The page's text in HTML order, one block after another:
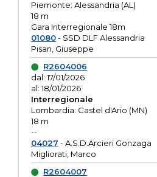
Piemonte: Alessandria (AL)
18 m
Gara Interregionale 18m
01080- SSD DLF Alessandria
Pisan, Giuseppe
R2604006
dal: 17/01/2026
al: 18/01/2026
Interregionale
Lombardia: Castel d'Ario (MN)
18 m
--
04027 - A.S.D.Arcieri Gonzaga
Migliorati, Marco
R2604007